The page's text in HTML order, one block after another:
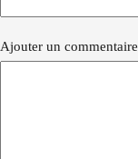
Ajouter un commentaire